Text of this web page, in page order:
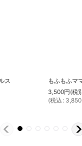
ス
もふもふマ
3,500円(税
(税込 : 3,850